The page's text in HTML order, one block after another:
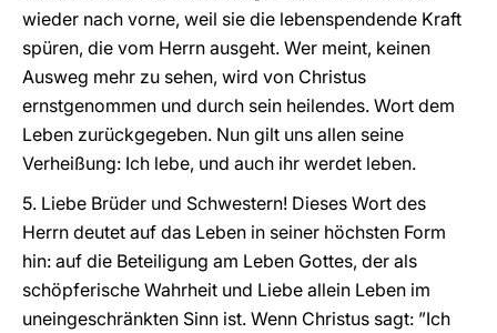
wieder nach vorne, weil sie die lebenspendende Kraft
spüren, die vom Herrn ausgeht. Wer meint, keinen
Ausweg mehr zu sehen, wird von Christus
ernstgenommen und durch sein heilendes. Wort dem
Leben zurückgegeben. Nun gilt uns allen seine
Verheißung: Ich lebe, und auch ihr werdet leben.
5. Liebe Brüder und Schwestern! Dieses Wort des
Herrn deutet auf das Leben in seiner höchsten Form
hin: auf die Beteiligung am Leben Gottes, der als
schöpferische Wahrheit und Liebe allein Leben im
uneingeschränkten Sinn ist. Wenn Christus sagt: ”Ich